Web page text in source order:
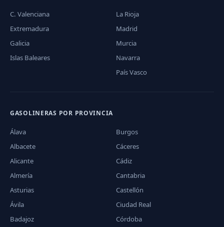
C. Valenciana
Extremadura
Galicia
Islas Baleares
La Rioja
Madrid
Murcia
Navarra
País Vasco
GASOLINERAS POR PROVINCIA
Álava
Albacete
Alicante
Almería
Asturias
Ávila
Badajoz
Burgos
Cáceres
Cádiz
Cantabria
Castellón
Ciudad Real
Córdoba